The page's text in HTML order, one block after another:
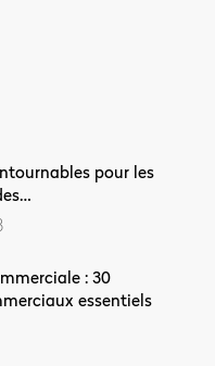
pour les
: 30
essentiels